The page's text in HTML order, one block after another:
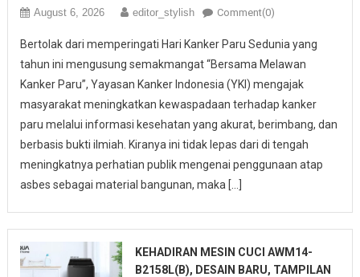
August 6, 2026 editor_stylish Comment(0)
Bertolak dari memperingati Hari Kanker Paru Sedunia yang
tahun ini mengusung semakmangat “Bersama Melawan
Kanker Paru”, Yayasan Kanker Indonesia (YKI) mengajak
masyarakat meningkatkan kewaspadaan terhadap kanker
paru melalui informasi kesehatan yang akurat, berimbang, dan
berbasis bukti ilmiah. Kiranya ini tidak lepas dari di tengah
meningkatnya perhatian publik mengenai penggunaan atap
asbes sebagai material bangunan, maka […]
KEHADIRAN MESIN CUCI AWM14-
B2158L(B), DESAIN BARU, TAMPILAN